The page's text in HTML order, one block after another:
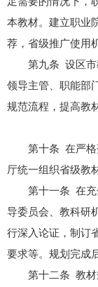
本教材。建立职业
荐，省级推广使用
第九条 设区市
领导主管、职能部
规范流程，提高教
第十条 在严格
厅统一组织省级教
第十一条 在充
导委员会、教科研
行深入论证，制订
要求等。规划完成
第十二条 教材